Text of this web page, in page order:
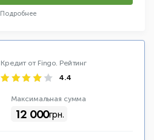
Подробнее
Кредит от Fingo. Рейтинг
4.4
Максимальная сумма
12 000грн.